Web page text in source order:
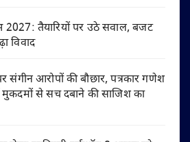
2027: तैयारियों पर उठे सवाल, बजट
विवाद
आरोपों की बौछार, पत्रकार गणेश
मुकदमों से सच दबाने की साजिश का